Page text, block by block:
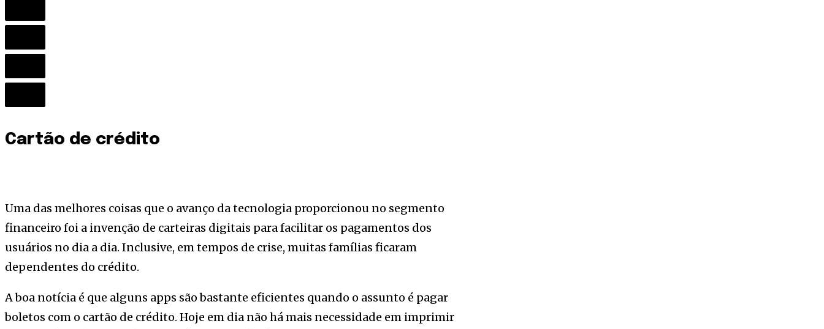
Cartão de crédito
Uma das melhores coisas que o avanço da tecnologia proporcionou no segmento
financeiro foi a invenção de carteiras digitais para facilitar os pagamentos dos
usuários no dia a dia. Inclusive, em tempos de crise, muitas famílias ficaram
dependentes do crédito.
A boa notícia é que alguns apps são bastante eficientes quando o assunto é pagar
boletos com o cartão de crédito. Hoje em dia não há mais necessidade em imprimir